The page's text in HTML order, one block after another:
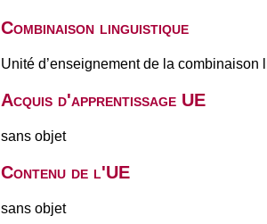
Combinaison linguistique
Unité d’enseignement de la combinaison
Acquis d'apprentissage UE
sans objet
Contenu de l'UE
sans objet